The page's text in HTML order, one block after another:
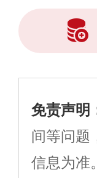
免责声明
间等问题
信息为准